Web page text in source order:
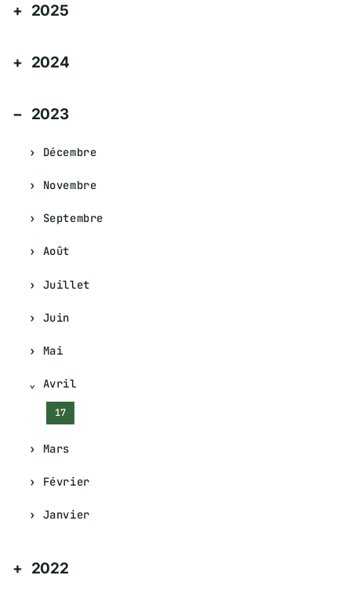
2025
2024
2023
Décembre
Novembre
Septembre
Août
Juillet
Juin
Mai
Avril
17
Mars
Février
Janvier
2022